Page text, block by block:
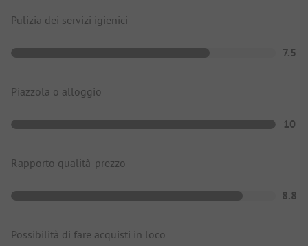
Pulizia dei servizi igienici
7.5
Piazzola o alloggio
10
Rapporto qualità-prezzo
8.8
Possibilità di fare acquisti in loco